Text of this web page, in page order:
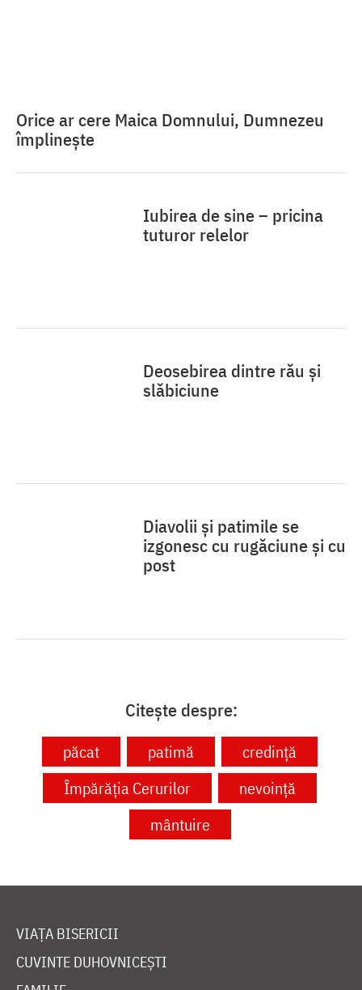
tuturor relelor
păcat patimă
credință
mântuire
CUVINTE DUHOVNICEȘTI
BIBLIOTECĂ
ÎNTREABĂ PREOTUL